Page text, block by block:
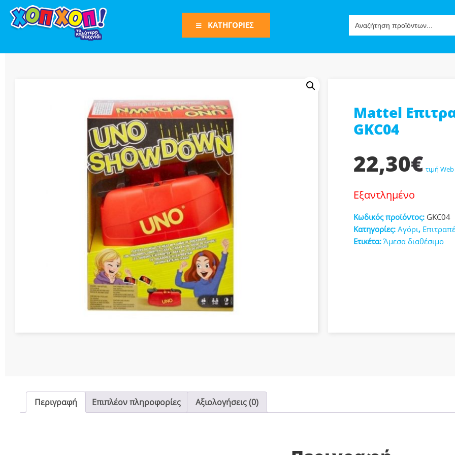
for:
ΚΑΤΗΓΟΡΙΕΣ
Φιγούρες Δράσης
Φιγούρες
Τρένα
Bruder
Οχήματα
Πίστες-Γκαράζ
Παιχνίδια Ρόλων-Μίμησης
Play Set
Όπλα
Διάφορες Κατασκευές
Σπόρ
Mattel
GKC04
22,30€ τιμή Web
Εξαντλημένο
Κωδικός προϊόντος: GKC04
Κατηγορίες: Αγόρι,
Ετικέτα: Άμεσα διαθέσιμο
Περιγραφή Επιπλέον πληροφορίες Αξιολογήσεις (0)